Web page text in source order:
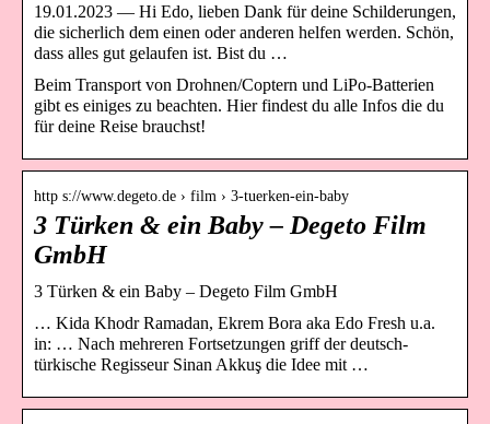
19.01.2023 — Hi Edo, lieben Dank für deine Schilderungen,
die sicherlich dem einen oder anderen helfen werden. Schön,
dass alles gut gelaufen ist. Bist du …
Beim Transport von Drohnen/Coptern und LiPo-Batterien
gibt es einiges zu beachten. Hier findest du alle Infos die du
für deine Reise brauchst!
http s://www.degeto.de › film › 3-tuerken-ein-baby
3 Türken & ein Baby – Degeto Film
GmbH
3 Türken & ein Baby – Degeto Film GmbH
… Kida Khodr Ramadan, Ekrem Bora aka Edo Fresh u.a.
in: … Nach mehreren Fortsetzungen griff der deutsch-
türkische Regisseur Sinan Akkuş die Idee mit …